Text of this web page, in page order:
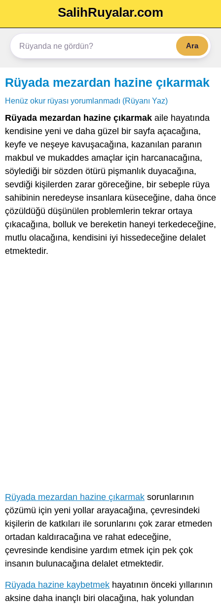
SalihRuyalar.com
Ara
Rüyada mezardan hazine çıkarmak
Henüz okur rüyası yorumlanmadı (Rüyanı Yaz)
Rüyada mezardan hazine çıkarmak aile hayatında
kendisine yeni ve daha güzel bir sayfa açacağına,
keyfe ve neşeye kavuşacağına, kazanılan paranın
makbul ve mukaddes amaçlar için harcanacağına,
söylediği bir sözden ötürü pişmanlık duyacağına,
sevdiği kişilerden zarar göreceğine, bir sebeple rüya
sahibinin neredeyse insanlara küseceğine, daha önce
çözüldüğü düşünülen problemlerin tekrar ortaya
çıkacağına, bolluk ve bereketin haneyi terkedeceğine,
mutlu olacağına, kendisini iyi hissedeceğine delalet
etmektedir.
Rüyada mezardan hazine çıkarmak sorunlarının
çözümü için yeni yollar arayacağına, çevresindeki
kişilerin de katkıları ile sorunlarını çok zarar etmeden
ortadan kaldıracağına ve rahat edeceğine,
çevresinde kendisine yardım etmek için pek çok
insanın bulunacağına delalet etmektedir.
Rüyada hazine kaybetmek hayatının önceki yıllarının
aksine daha inançlı biri olacağına, hak yolundan